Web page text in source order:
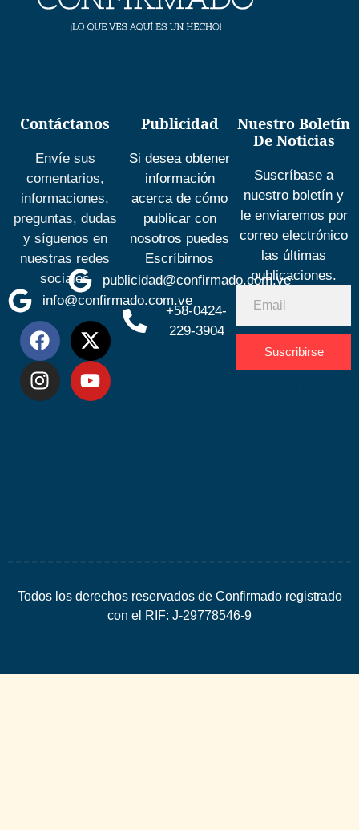
Contáctanos
Envíe sus
comentarios,
informaciones,
preguntas, dudas
y síguenos en
nuestras redes
sociales
info@confirmado.com.ve
Publicidad
Si desea obtener
información
acerca de cómo
publicar con
nosotros puedes
Escríbirnos
publicidad@confirmado.com.ve
+58-0424-
229-3904
Nuestro Boletín
De Noticias
Suscríbase a
nuestro boletín y
le enviaremos por
correo electrónico
las últimas
publicaciones.
Suscribirse
Todos los derechos reservados de Confirmado registrado
con el RIF: J-29778546-9